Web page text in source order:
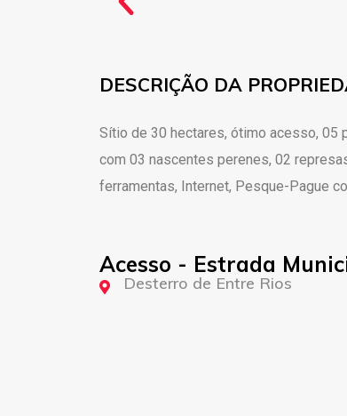
DESCRIÇÃO DA
Sítio de 30 hectares, ótimo acesso, 05
com 03 nascentes perenes, 02
ferramentas, Internet, Pesque-Pague
Acesso - Estrada
Desterro de Entre Rios